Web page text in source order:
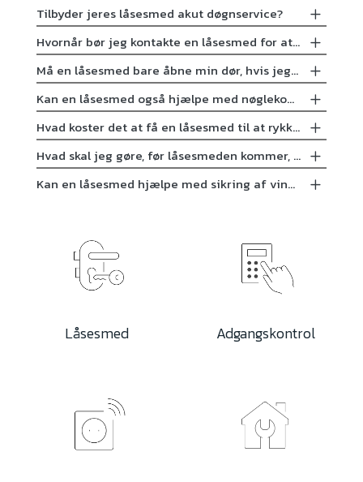
Tilbyder jeres låsesmed akut døgnservice?
Hvornår bør jeg kontakte en låsesmed for at forbedre
Må en låsesmed bare åbne min dør, hvis jeg har glemt
Kan en låsesmed også hjælpe med nøglekopiering og
Hvad koster det at få en låsesmed til at rykke ud, og
Hvad skal jeg gøre, før låsesmeden kommer, og hvad
Kan en låsesmed hjælpe med sikring af vinduer og
Låsesmed Adgangskontrol